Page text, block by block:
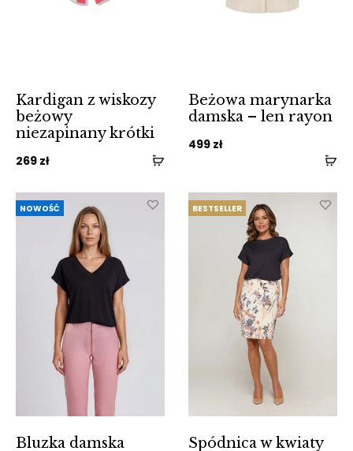
Kardigan z wiskozy
beżowy
niezapinany krótki
269 zł
Beżowa marynarka
damska – len rayon
499 zł
NOWOŚĆ
Bluzka damska
BESTSELLER
Spódnica w kwiaty